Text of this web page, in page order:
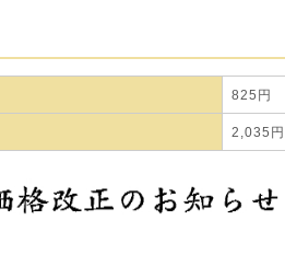
825円
2,035円